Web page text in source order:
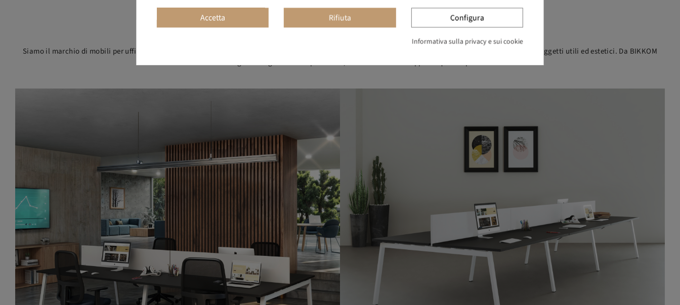
Siamo il marchio di mobili per ufficio che si impegna a fare le cose in modo diverso. Il design è nel nostro DNA, come attività creativa che mira a progettare oggetti utili ed estetici. Da BIKKOM
troverete il miglior design di mobili per ufficio, con un eccellente rapporto qualità-prezzo.
Accetta Rifiuta Configura
Informativa sulla privacy e sui cookie